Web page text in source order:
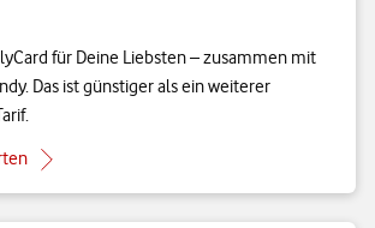
für Deine Liebsten – zusammen mit
Das ist günstiger als ein weiterer